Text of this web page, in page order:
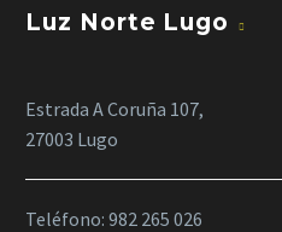
Luz Norte Lugo
Estrada A Coruña 107,
27003 Lugo
Teléfono: 982 265 026